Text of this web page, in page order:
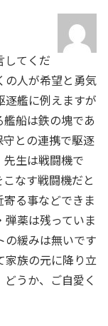
してくだ
の人が希望と勇気
逐艦に例えますが
船は鉄の塊であ
との連携で駆逐
生は戦闘機で
なす戦闘機だと
る事などできま
薬は残っていま
の緩みは無いです
家族の元に降り立
うか、ご自愛く